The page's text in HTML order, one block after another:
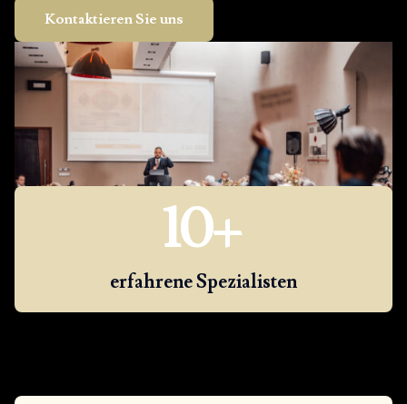
Kontaktieren Sie uns
10+
erfahrene Spezialisten